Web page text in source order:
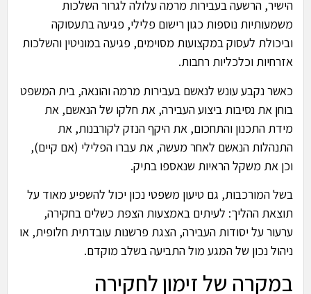
הישיר, הרשעה בעבירות מרמה עלולה לגרור השלכות
משמעותיות נוספות כגון רישום פלילי, פגיעה בתעסוקה
וביכולת לעסוק במקצועות מסוימים, פגיעה במוניטין והשלכות
אזרחיות וכלכליות רחבות.
כאשר נקבע עונש לנאשם בעבירות מרמה והונאה, בית המשפט
בוחן את נסיבות ביצוע העבירה, את חלקו של הנאשם, את
מידת התכנון והתחכום, את היקף הנזק לקורבנות, את
התנהלות הנאשם לאחר מעשה, את עברו הפלילי (אם קיים),
וכן את משקל הראיות שנאספו בתיק.
בשל המורכבות, גם טיעון משפטי נכון יכול להשפיע מאוד על
תוצאת ההליך: לעיתים באמצעות הצפת כשלים בחקירה,
ערעור על יסודות העבירה, הצגת פרשנות עובדתית חלופית, או
ניהול נכון של המגע מול התביעה בשלב מוקדם.
במקרה של זימון לחקירה